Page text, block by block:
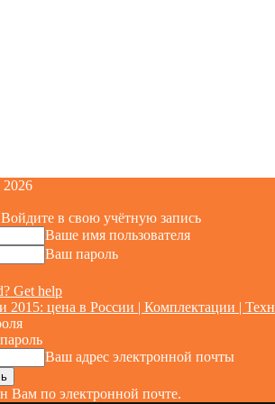
2026
в свою учётную запись
Ваше имя пользователя
Ваш пароль
Get help
2015: цена в России | Комплектации |
Ваш адрес электронной почты
Вам по электронной почте.